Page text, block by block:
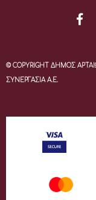
© COPYRIGHT ΔΗΜΟΣ
ΣΥΝΕΡΓΑΣΙΑ Α.Ε.